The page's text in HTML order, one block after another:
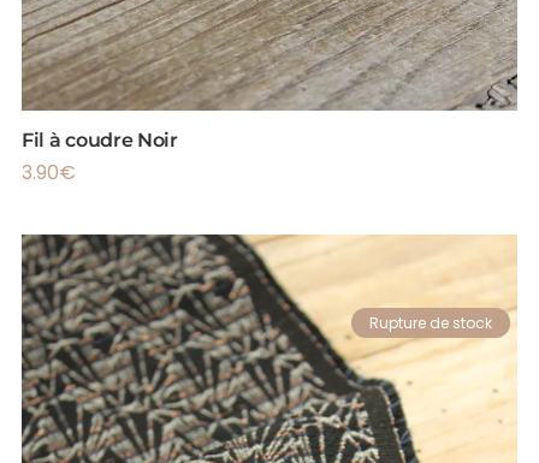
Fil à coudre Noir
3.90€
Rupture de stock